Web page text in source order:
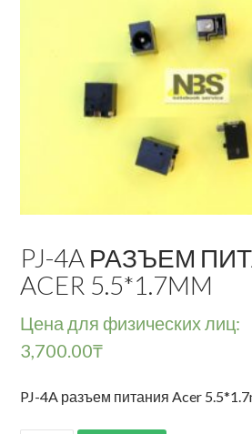
PJ-4A РАЗЪЕМ
ACER 5.5*1.7MM
Цена для физических лиц:
3,700.00₸
PJ-4A разъем питания Acer